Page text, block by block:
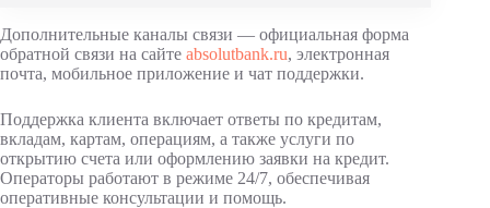
Дополнительные каналы связи — официальная форма
обратной связи на сайте absolutbank.ru, электронная
почта, мобильное приложение и чат поддержки.
Поддержка клиента включает ответы по кредитам,
вкладам, картам, операциям, а также услуги по
открытию счета или оформлению заявки на кредит.
Операторы работают в режиме 24/7, обеспечивая
оперативные консультации и помощь.